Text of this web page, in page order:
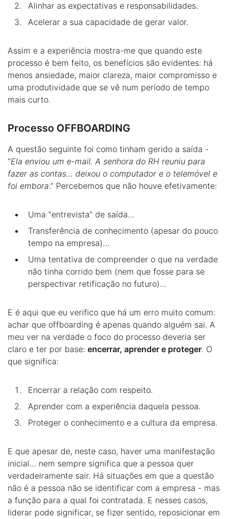
Alinhar as expectativas e responsabilidades.
Acelerar a sua capacidade de gerar valor.
Assim e a experiência mostra-me que quando este
processo é bem feito, os benefícios são evidentes: há
menos ansiedade, maior clareza, maior compromisso e
uma produtividade que se vê num período de tempo
mais curto.
Processo OFFBOARDING
A questão seguinte foi como tinham gerido a saída -
“Ela enviou um e-mail. A senhora do RH reuniu para
fazer as contas… deixou o computador e o telemóvel e
foi embora.” Percebemos que não houve efetivamente:
Uma “entrevista” de saída…
Transferência de conhecimento (apesar do pouco
tempo na empresa)…
Uma tentativa de compreender o que na verdade
não tinha corrido bem (nem que fosse para se
perspectivar retificação no futuro)…
E é aqui que eu verifico que há um erro muito comum:
achar que offboarding é apenas quando alguém sai. A
meu ver na verdade o foco do processo deveria ser
claro e ter por base: encerrar, aprender e proteger. O
que significa:
Encerrar a relação com respeito.
Aprender com a experiência daquela pessoa.
Proteger o conhecimento e a cultura da empresa.
E que apesar de, neste caso, haver uma manifestação
inicial… nem sempre significa que a pessoa quer
verdadeiramente sair. Há situações em que a questão
não é a pessoa não se identificar com a empresa - mas
a função para a qual foi contratada. E nesses casos,
liderar pode significar, se fizer sentido, reposicionar em